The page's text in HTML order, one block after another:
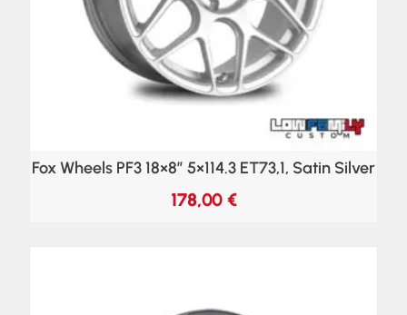
Fox Wheels PF3 18×8″ 5×114.3 ET73,1, Satin Silver
178,00 €